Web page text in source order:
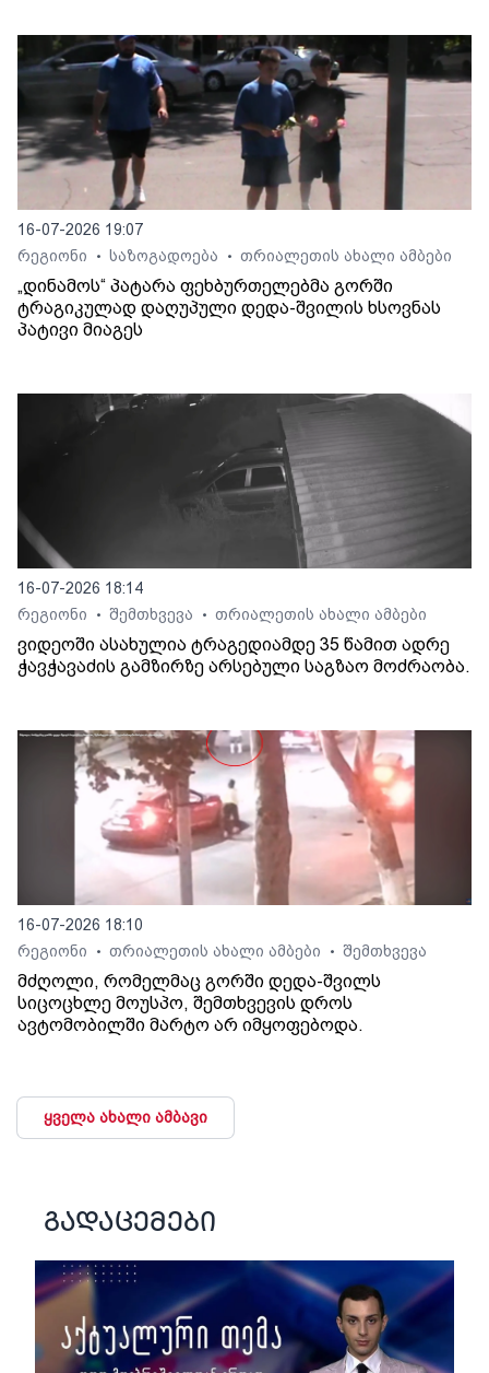
16-07-2026 19:07
რეგიონი
• საზოგადოება • თრიალეთის ახალი ამბები
„დინამოს“ პატარა ფეხბურთელებმა გორში
ტრაგიკულად დაღუპული დედა-შვილის ხსოვნას
პატივი მიაგეს
16-07-2026 18:14
რეგიონი
• შემთხვევა • თრიალეთის ახალი ამბები
ვიდეოში ასახულია ტრაგედიამდე 35 წამით ადრე
ჭავჭავაძის გამზირზე არსებული საგზაო მოძრაობა.
16-07-2026 18:10
რეგიონი
• თრიალეთის ახალი ამბები • შემთხვევა
მძღოლი, რომელმაც გორში დედა-შვილს
სიცოცხლე მოუსპო, შემთხვევის დროს
ავტომობილში მარტო არ იმყოფებოდა.
ყველა ახალი ამბავი
გადაცემები